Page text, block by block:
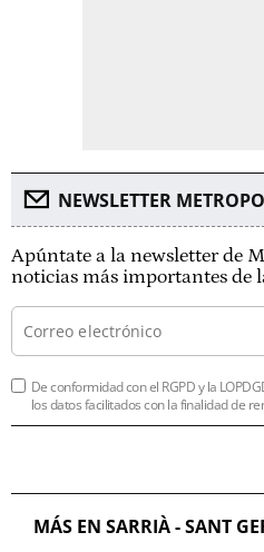
NEWSLETTER
Apúntate a la newsletter de
noticias más importantes de
De conformidad con el RGPD y la
los datos facilitados con la finalidad de
MÁS EN SARRIÀ - SANT